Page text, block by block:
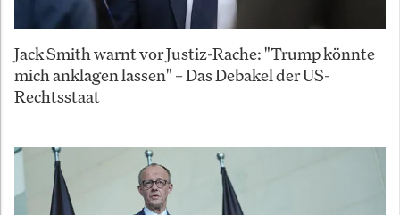
Jack Smith warnt vor Justiz-Rache: "Trump könnte
mich anklagen lassen" – Das Debakel der US-
Rechtsstaat